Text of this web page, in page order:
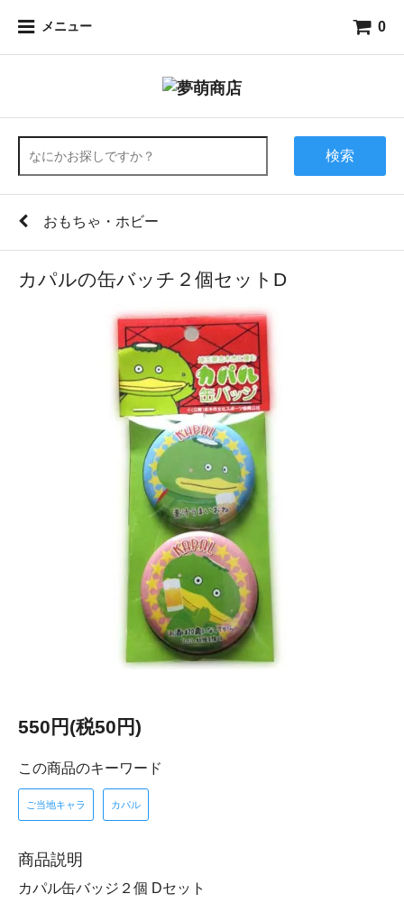
メニュー 0
検索
おもちゃ・ホビー
カパルの缶バッチ２個セットD
550円(税50円)
この商品のキーワード
ご当地キャラ カパル
商品説明
カパル缶バッジ２個 Dセット